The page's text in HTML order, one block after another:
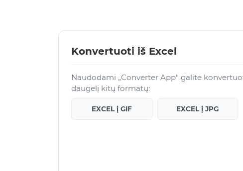
Konvertuoti iš Excel
Naudodami „Converter App“ galite
daugelį kitų formatų:
EXCEL į GIF EXCEL į JPG